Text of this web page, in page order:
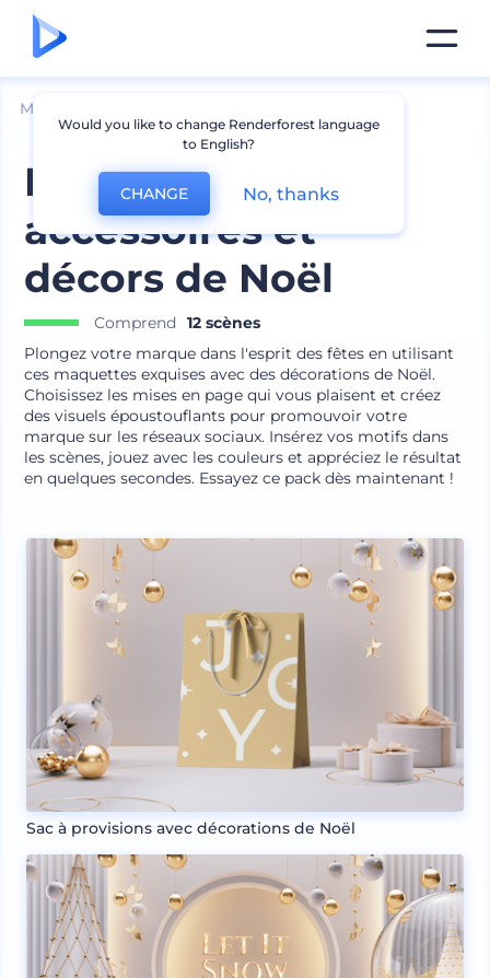
Mockups
Mockups des
accessoires et
décors de Noël
Comprend
12 scènes
Plongez votre marque dans l'esprit des fêtes en utilisant
ces maquettes exquises avec des décorations de Noël.
Choisissez les mises en page qui vous plaisent et créez
des visuels époustouflants pour promouvoir votre
marque sur les réseaux sociaux. Insérez vos motifs dans
les scènes, jouez avec les couleurs et appréciez le résultat
en quelques secondes. Essayez ce pack dès maintenant !
Sac à provisions avec décorations de Noël
Would you like to change Renderforest language
to English?
CHANGE No, thanks